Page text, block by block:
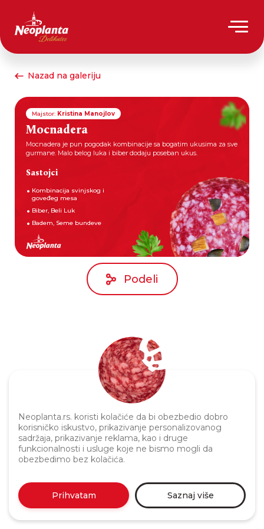
Neoplanta.rs. koristi kolačiće da bi obezbedio dobro
korisničko iskustvo, prikazivanje personalizovanog
sadržaja, prikazivanje reklama, kao i druge
funkcionalnosti i usluge koje ne bismo mogli da
obezbedimo bez kolačića.
Prihvatam Saznaj više
Nazad na galeriju
Majstor: Kristina Manojlov
Mocnadera
Mocnadera je pun pogodak kombinacije sa bogatim ukusima za sve
gurmane. Malo belog luka i biber dodaju poseban ukus.
Sastojci
Kombinacija svinjskog i
goveđeg mesa
Biber, Beli Luk
Badem, Seme bundeve
Podeli
Politika privatnosti